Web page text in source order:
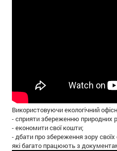
Використовуючи екологічний
- сприяти збереженню природних
- економити свої кошти;
- дбати про збереження зору своїх
які багато працюють з